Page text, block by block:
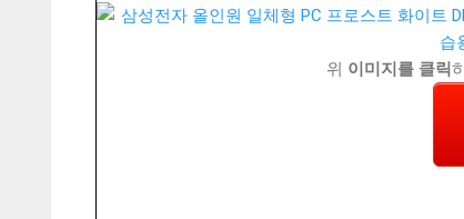
위 이미지를 클릭